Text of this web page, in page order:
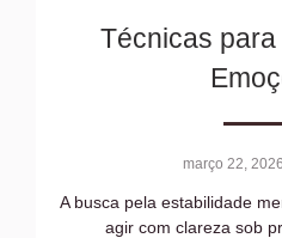
Técnicas
março 22, 2026
A busca pela estabilidade
agir com clareza sob